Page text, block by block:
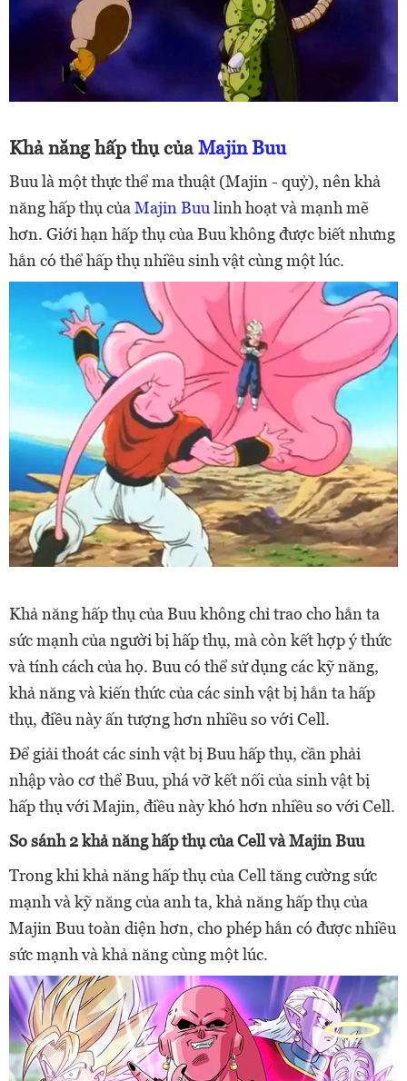
Khả năng hấp thụ củaMajin Buu
Buu là một thực thể ma thuật (Majin - quỷ), nên khả
năng hấp thụ củaMajin Buulinh hoạt và mạnh mẽ
hơn. Giới hạn hấp thụ của Buu không được biết nhưng
hắn có thể hấp thụ nhiều sinh vật cùng một lúc.
Khả năng hấp thụ của Buu không chỉ trao cho hắn ta
sức mạnh của người bị hấp thụ, mà còn kết hợp ý thức
và tính cách của họ. Buu có thể sử dụng các kỹ năng,
khả năng và kiến thức của các sinh vật bị hắn ta hấp
thụ, điều này ấn tượng hơn nhiều so với Cell.
Để giải thoát các sinh vật bị Buu hấp thụ, cần phải
nhập vào cơ thể Buu, phá vỡ kết nối của sinh vật bị
hấp thụ với Majin, điều này khó hơn nhiều so với Cell.
So sánh 2 khả năng hấp thụ của Cell và Majin Buu
Trong khi khả năng hấp thụ của Cell tăng cường sức
mạnh và kỹ năng của anh ta, khả năng hấp thụ của
Majin Buu toàn diện hơn, cho phép hắn có được nhiều
sức mạnh và khả năng cùng một lúc.